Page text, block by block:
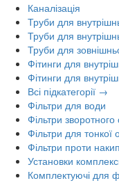
Каналізація
Труби для
Труби для
Труби для
Фітинги для
Фітинги для
Всі підкатегорії →
Фільтри для води
Фільтри
Фільтри для тонкої
Фільтри проти
Установки
Комплектуючі для